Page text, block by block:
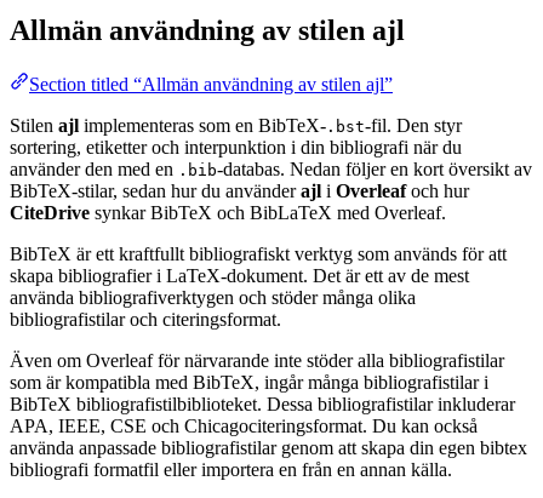
Allmän användning av stilen ajl
Section titled “Allmän användning av stilen ajl”
Stilen ajl implementeras som en BibTeX- .bst-fil. Den styr
sortering, etiketter och interpunktion i din bibliografi när du
använder den med en .bib-databas. Nedan följer en kort översikt av
BibTeX-stilar, sedan hur du använderajl i Overleafoch hur
CiteDrive synkar BibTeX och BibLaTeX med Overleaf.
BibTeX är ett kraftfullt bibliografiskt verktyg som används för att
skapa bibliografier i LaTeX-dokument. Det är ett av de mest
använda bibliografiverktygen och stöder många olika
bibliografistilar och citeringsformat.
Även om Overleaf för närvarande inte stöder alla bibliografistilar
som är kompatibla med BibTeX, ingår många bibliografistilar i
BibTeX bibliografistilbiblioteket. Dessa bibliografistilar inkluderar
APA, IEEE, CSE och Chicagociteringsformat. Du kan också
använda anpassade bibliografistilar genom att skapa din egen bibtex
bibliografi formatfil eller importera en från en annan källa.